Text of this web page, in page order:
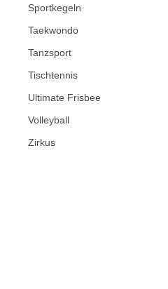
Sportkegeln
Taekwondo
Tanzsport
Tischtennis
Ultimate Frisbee
Volleyball
Zirkus